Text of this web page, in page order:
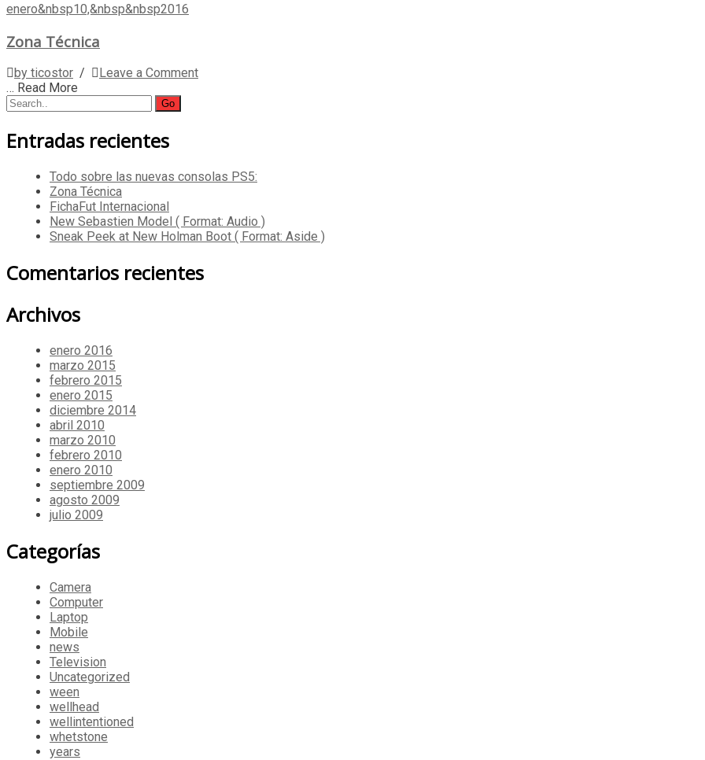
enero&nbsp10,&nbsp&nbsp2016
Zona Técnica
by ticostor /
Leave a Comment
… Read More
Search
Entradas recientes
Todo sobre las nuevas consolas PS5:
Zona Técnica
FichaFut Internacional
New Sebastien Model ( Format: Audio )
Sneak Peek at New Holman Boot ( Format: Aside )
Comentarios recientes
Archivos
enero 2016
marzo 2015
febrero 2015
enero 2015
diciembre 2014
abril 2010
marzo 2010
febrero 2010
enero 2010
septiembre 2009
agosto 2009
julio 2009
Categorías
Camera
Computer
Laptop
Mobile
news
Television
Uncategorized
ween
wellhead
wellintentioned
whetstone
years